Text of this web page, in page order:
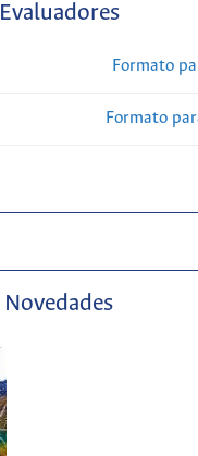
Evaluadores
Formato
Formato
Novedades